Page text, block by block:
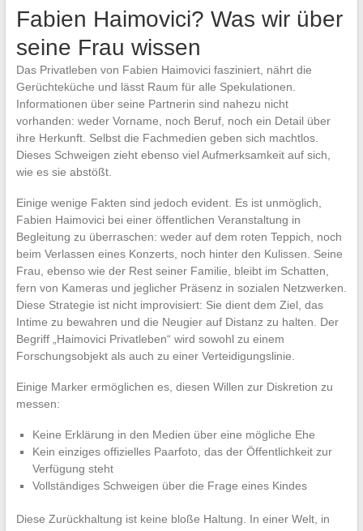
Fabien Haimovici? Was wir über
seine Frau wissen
Das Privatleben von Fabien Haimovici fasziniert, nährt die
Gerüchteküche und lässt Raum für alle Spekulationen.
Informationen über seine Partnerin sind nahezu nicht
vorhanden: weder Vorname, noch Beruf, noch ein Detail über
ihre Herkunft. Selbst die Fachmedien geben sich machtlos.
Dieses Schweigen zieht ebenso viel Aufmerksamkeit auf sich,
wie es sie abstößt.
Einige wenige Fakten sind jedoch evident. Es ist unmöglich,
Fabien Haimovici bei einer öffentlichen Veranstaltung in
Begleitung zu überraschen: weder auf dem roten Teppich, noch
beim Verlassen eines Konzerts, noch hinter den Kulissen. Seine
Frau, ebenso wie der Rest seiner Familie, bleibt im Schatten,
fern von Kameras und jeglicher Präsenz in sozialen Netzwerken.
Diese Strategie ist nicht improvisiert: Sie dient dem Ziel, das
Intime zu bewahren und die Neugier auf Distanz zu halten. Der
Begriff „Haimovici Privatleben“ wird sowohl zu einem
Forschungsobjekt als auch zu einer Verteidigungslinie.
Einige Marker ermöglichen es, diesen Willen zur Diskretion zu
messen:
Keine Erklärung in den Medien über eine mögliche Ehe
Kein einziges offizielles Paarfoto, das der Öffentlichkeit zur
Verfügung steht
Vollständiges Schweigen über die Frage eines Kindes
Diese Zurückhaltung ist keine bloße Haltung. In einer Welt, in